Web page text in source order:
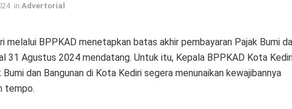
in Advertorial
melalui BPPKAD menetapkan batas akhir pembayaran Pajak Bumi
31 Agustus 2024 mendatang. Untuk itu, Kepala BPPKAD Kota
dan Bangunan di Kota Kediri segera menunaikan kewajibannya
tempo.